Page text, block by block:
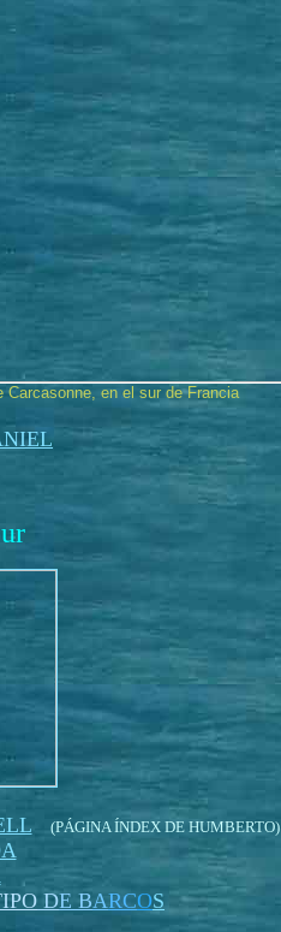
Carcasonne, en el sur de Francia
(PÁGINA ÍNDEX DE HUMBERTO)
DE BARCOS